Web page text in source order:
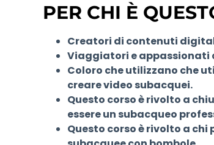
PER CHI È
Creatori di contenuti
Viaggiatori e
Coloro che utilizzano che
creare video subacquei.
Questo corso è rivolto a
essere un subacqueo
Questo corso è rivolto a